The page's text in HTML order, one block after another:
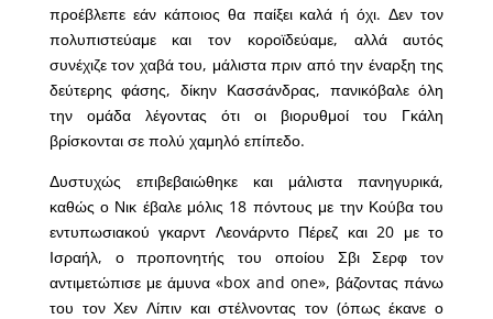
προέβλεπε εάν κάποιος θα παίξει καλά ή όχι. Δεν τον
πολυπιστεύαμε και τον κοροϊδεύαμε, αλλά αυτός
συνέχιζε τον χαβά του, μάλιστα πριν από την έναρξη της
δεύτερης φάσης, δίκην Κασσάνδρας, πανικόβαλε όλη
την ομάδα λέγοντας ότι οι βιορυθμοί του Γκάλη
βρίσκονται σε πολύ χαμηλό επίπεδο.
Δυστυχώς επιβεβαιώθηκε και μάλιστα πανηγυρικά,
καθώς ο Νικ έβαλε μόλις 18 πόντους με την Κούβα του
εντυπωσιακού γκαρντ Λεονάρντο Πέρεζ και 20 με το
Ισραήλ, ο προπονητής του οποίου Σβι Σερφ τον
αντιμετώπισε με άμυνα «box and one», βάζοντας πάνω
του τον Χεν Λίπιν και στέλνοντας τον (όπως έκανε ο